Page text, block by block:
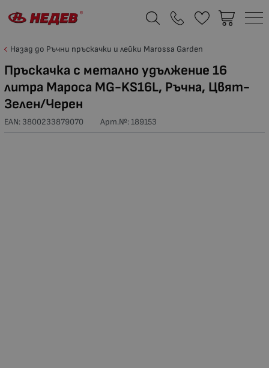
Назад до Ръчни пръскачки и лейки Marossa Garden
Пръскачка с метално удължение 16
литра Мароса MG-KS16L, Ръчна, Цвят-
Зелен/Черен
EAN: 3800233879070 Арт.№:189153